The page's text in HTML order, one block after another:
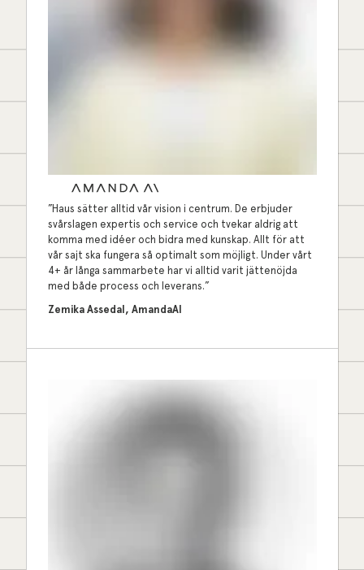
”Haus sätter alltid vår vision i centrum. De erbjuder
svårslagen expertis och service och tvekar aldrig att
komma med idéer och bidra med kunskap. Allt för att
vår sajt ska fungera så optimalt som möjligt. Under vårt
4+ år långa sammarbete har vi alltid varit jättenöjda
med både process och leverans.”
Zemika Assedal, AmandaAI